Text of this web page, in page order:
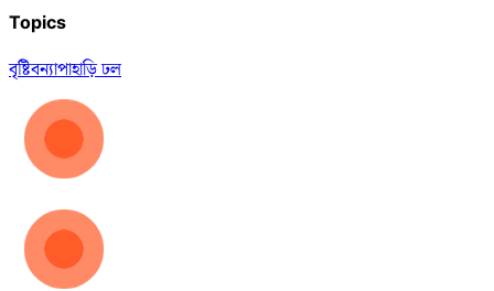
Topics
বৃষ্টিবন্যাপাহাড়ি ঢল